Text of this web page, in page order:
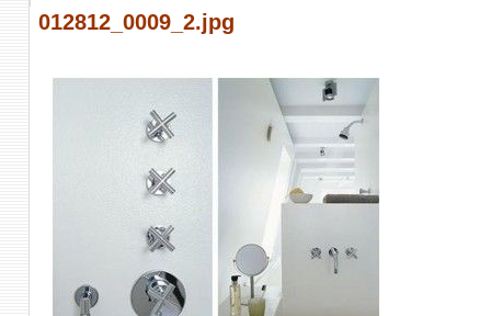
012812_0009_2.jpg